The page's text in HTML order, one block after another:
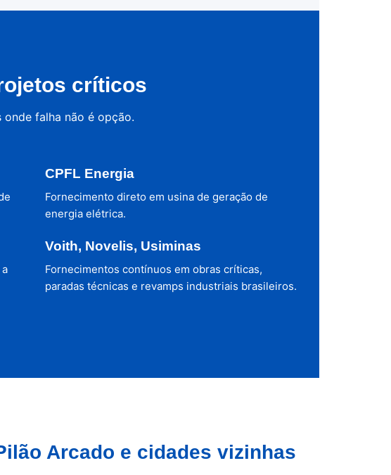
críticos
onde falha não é opção.
CPFL Energia
Fornecimento direto em usina de geração de
energia elétrica.
Voith, Novelis, Usiminas
Fornecimentos contínuos em obras críticas,
paradas técnicas e revamps industriais brasileiros.
Arcado e cidades vizinhas